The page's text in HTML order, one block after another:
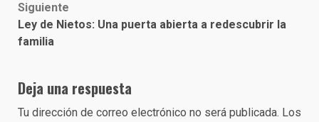
Siguiente
Ley de Nietos: Una puerta abierta a redescubrir la
familia
Deja una respuesta
Tu dirección de correo electrónico no será publicada. Los